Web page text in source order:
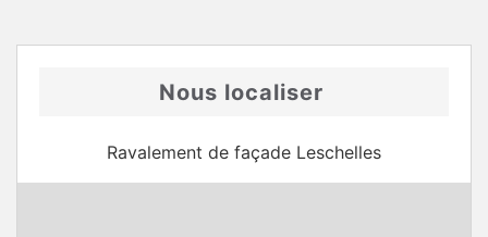
Nous localiser
Ravalement de façade Leschelles